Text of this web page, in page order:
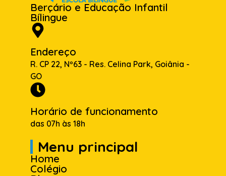
Berçário e Educação Infantil
Bílingue
Endereço
R. CP 22, Nº63 - Res. Celina Park, Goiânia -
GO
Horário de funcionamento
das 07h às 18h
Menu principal
Home
Colégio